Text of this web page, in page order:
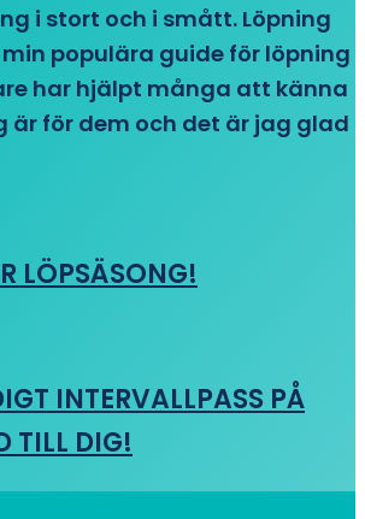
i stort och i smått. Löpning
populära guide för löpning
har hjälpt många att känna
är för dem och det är jag glad
LÖPSÄSONG!
INTERVALLPASS PÅ
TILL DIG!